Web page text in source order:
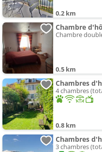
0.2 km
Chambre
Chambre
0.5 km
Chambres
4 chambres
0.8 km
Chambres
3 chambres